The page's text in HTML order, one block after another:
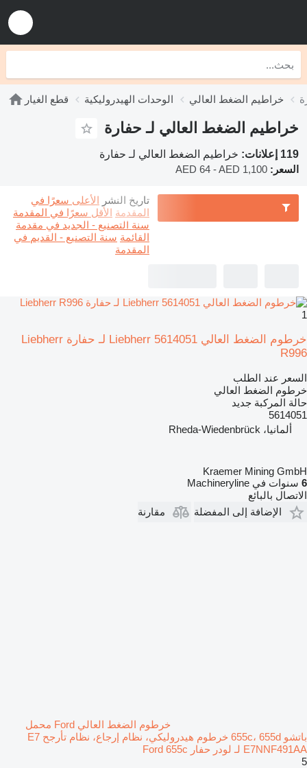
قطع الغيار الوحدات الهيدروليكية خراطيم الضغط العالي
خراطيم الضغط العالي لـ حفارة
119 إعلانات:
خراطيم الضغط العالي لـ حفارة
السعر: AED 64 - AED 1,100
تاريخ النشر الأعلى سعرًا في
المقدمة الأقل سعرًا في المقدمة
سنة التصنيع - الجديد في مقدمة
القائمة سنة التصنيع - القديم في
المقدمة
1
خرطوم الضغط العالي Liebherr 5614051 لـ حفارة Liebherr
R996
السعر عند الطلب
خرطوم الضغط العالي
حالة المركبة جديد
5614051
ألمانيا، Rheda-Wiedenbrück
Kraemer Mining GmbH
6 سنوات في Machineryline
الاتصال بالبائع
الإضافة إلى المفضلة
مقارنة
خرطوم الضغط العالي Ford محمل
باتشو 655c، 655d خرطوم هيدروليكي، نظام إرجاع، نظام تأرجح E7
E7NNF491AA لـ لودر حفار Ford 655c
5